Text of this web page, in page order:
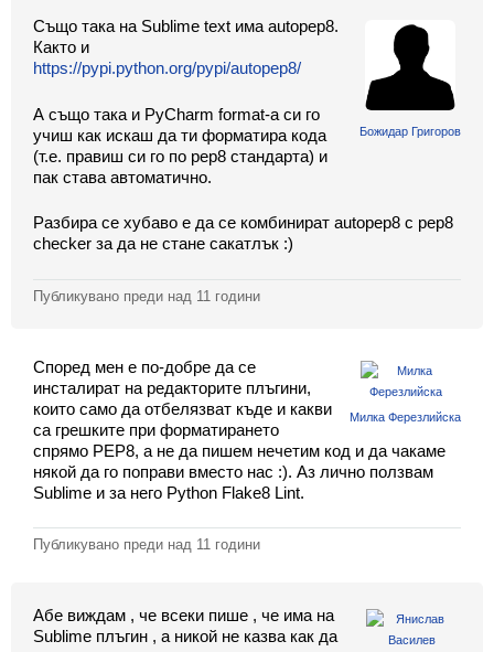
Хитринки
Форуми
Потребители
Класация
Екип
Божидар Григоров
Също така на Sublime text има autopep8.
Както и
https://pypi.python.org/pypi/autopep8/
А също така и PyCharm format-а си го
учиш как искаш да ти форматира кода
(т.е. правиш си го по pep8 стандарта) и
пак става автоматично.
Разбира се хубаво е да се комбинират autopep8 с pep8
checker за да не стане сакатлък :)
Публикувано преди над 11 години
Милка Ферезлийска
Според мен е по-добре да се
инсталират на редакторите плъгини,
които само да отбелязват къде и какви
са грешките при форматирането
спрямо PEP8, а не да пишем нечетим код и да чакаме
някой да го поправи вместо нас :). Аз лично ползвам
Sublime и за него Python Flake8 Lint.
Публикувано преди над 11 години
Абе виждам , че всеки пише , че има на
Sublime плъгин , а никой не казва как да